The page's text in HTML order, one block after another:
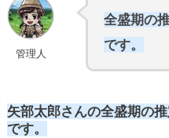
管理人
全盛期の
です。
矢部太郎さんの全盛期の
です。